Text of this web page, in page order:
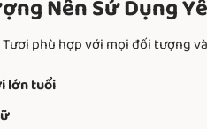
Nên Sử Dụng
Tươi phù hợp với mọi đối tượng
lớn tuổi